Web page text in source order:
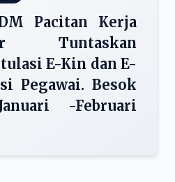
Pacitan Kerja
Tuntaskan
E-Kin dan E-
Pegawai. Besok
-Februari